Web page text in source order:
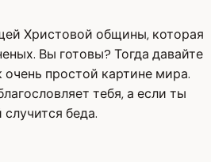
Христовой общины, которая
Вы готовы? Тогда давайте
простой картине мира.
тебя, а если ты
случится беда.